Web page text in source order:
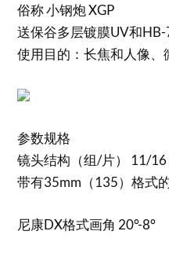
俗称 小钢炮 XGP
送保谷多层镀膜UV和
使用目的：长焦和人像、
参数规格
镜头结构（组/片） 11/16
带有35mm（135）格式
尼康DX格式画角 20°-8°